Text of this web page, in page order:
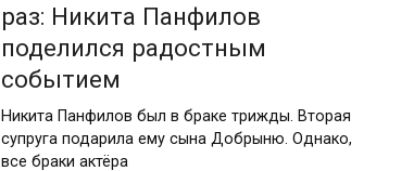
раз: Никита Панфилов
поделился радостным
событием
Никита Панфилов был в браке трижды. Вторая
супруга подарила ему сына Добрыню. Однако,
все браки актёра